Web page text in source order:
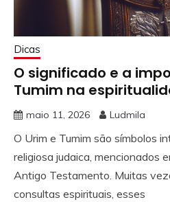
Dicas
O significado e a
Tumim na
maio 11, 2026 Ludmila
O Urim e Tumim são símbolos
religiosa judaica, mencionados
Antigo Testamento. Muitas
consultas espirituais, esses